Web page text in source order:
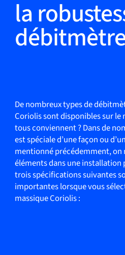
la
De nombreux types de
Coriolis sont disponibles sur le
tous conviennent ? Dans de
est spéciale d’une façon ou
mentionné précédemment,
éléments dans une installation
trois spécifications suivantes
importantes lorsque vous
massique Coriolis :